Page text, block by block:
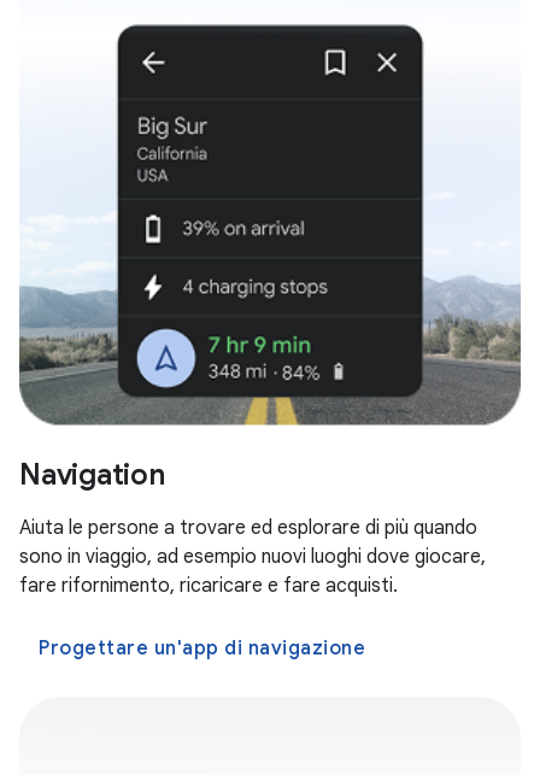
Navigation
Aiuta le persone a trovare ed esplorare di più quando
sono in viaggio, ad esempio nuovi luoghi dove giocare,
fare rifornimento, ricaricare e fare acquisti.
Progettare un'app di navigazione